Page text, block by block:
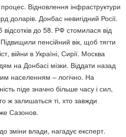
Відновлення інфраструктури
доларів. Донбас невигідний Росії.
до 58. РФ стомилася від
пенсійний вік, щоб тягти
війни в Україні, Сирії. Москва
на Донбасі мізки. Віддати назад
населенням – логічно. На
піде значно більше часу і сил,
ж залишаться ті, хто завжди
Сазонов.
зміни влади, нагадує експерт.